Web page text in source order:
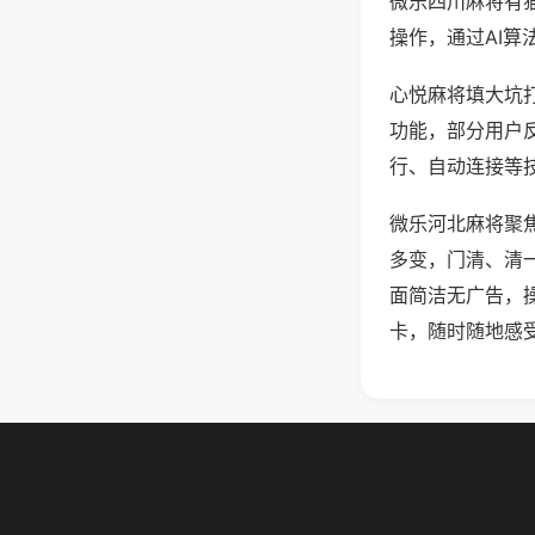
操作，通过AI算
心悦麻将填大坑
功能，部分用户
行、自动连接等
微乐河北麻将聚
多变，门清、清
面简洁无广告，
卡，随时随地感